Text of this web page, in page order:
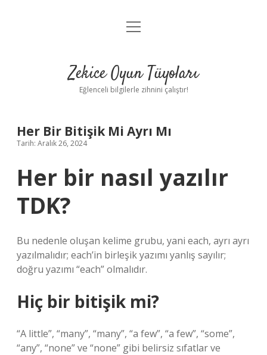
Anasayfa
Yasal Uyarı
menüyü
Zekice Oyun Tüyoları
Eğlenceli bilgilerle zihnini çalıştır!
Her Bir Bitişik Mi Ayrı Mı
Tarih: Aralık 26, 2024
Her bir nasıl yazılır
TDK?
Bu nedenle oluşan kelime grubu, yani each, ayrı ayrı
yazılmalıdır; each’in birleşik yazımı yanlış sayılır;
doğru yazımı “each” olmalıdır.
Hiç bir bitişik mi?
“A little”, “many”, “many”, “a few”, “a few”, “some”,
“any”, “none” ve “none” gibi belirsiz sıfatlar ve